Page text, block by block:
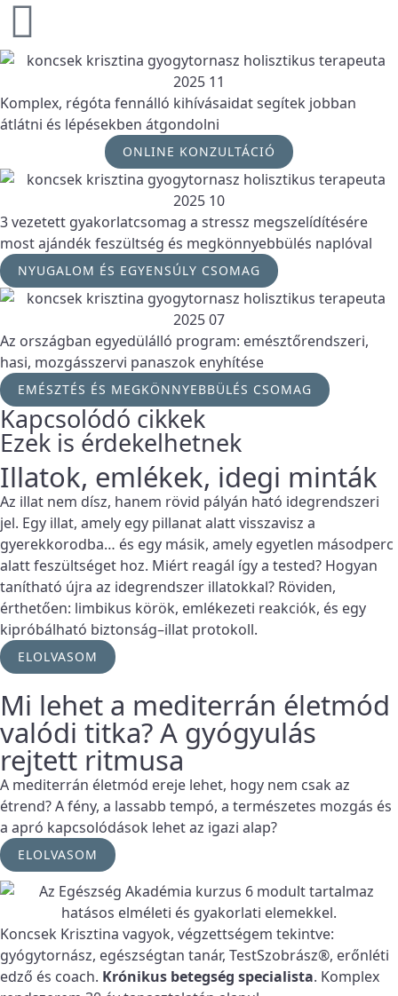
Komplex, régóta fennálló kihívásaidat segítek jobban
átlátni és lépésekben átgondolni
ONLINE KONZULTÁCIÓ
3 vezetett gyakorlatcsomag a stressz megszelídítésére
most ajándék feszültség és megkönnyebbülés naplóval
NYUGALOM ÉS EGYENSÚLY CSOMAG
Az országban egyedülálló program: emésztőrendszeri,
hasi, mozgásszervi panaszok enyhítése
EMÉSZTÉS ÉS MEGKÖNNYEBBÜLÉS CSOMAG
Kapcsolódó cikkek
Ezek is érdekelhetnek
Illatok, emlékek, idegi minták
Az illat nem dísz, hanem rövid pályán ható idegrendszeri
jel. Egy illat, amely egy pillanat alatt visszavisz a
gyerekkorodba… és egy másik, amely egyetlen másodperc
alatt feszültséget hoz. Miért reagál így a tested? Hogyan
tanítható újra az idegrendszer illatokkal? Röviden,
érthetően: limbikus körök, emlékezeti reakciók, és egy
kipróbálható biztonság–illat protokoll.
ELOLVASOM
Mi lehet a mediterrán életmód
valódi titka? A gyógyulás
rejtett ritmusa
A mediterrán életmód ereje lehet, hogy nem csak az
étrend? A fény, a lassabb tempó, a természetes mozgás és
a apró kapcsolódások lehet az igazi alap?
ELOLVASOM
Koncsek Krisztina vagyok, végzettségem tekintve:
gyógytornász, egészségtan tanár, TestSzobrász®, erőnléti
edző és coach. Krónikus betegség specialista. Komplex